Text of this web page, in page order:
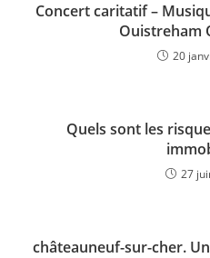
Concert caritatif –
Ouistreham
20
Quels sont les
27
châteauneuf-sur-cher.